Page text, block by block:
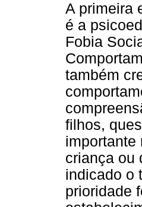
A primeira
é a
Fobia
também
filhos,
importante
criança ou
indicado o
prioridade